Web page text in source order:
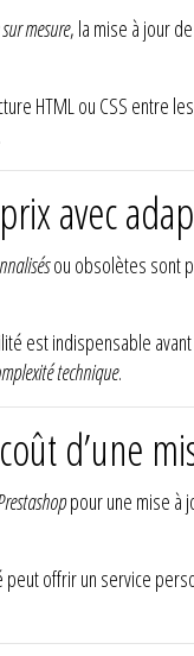
mesure, la mise à jour
HTML ou CSS entre
avec
ou obsolètes sont
est indispensable
technique.
d’une
pour une mise à
peut offrir un service